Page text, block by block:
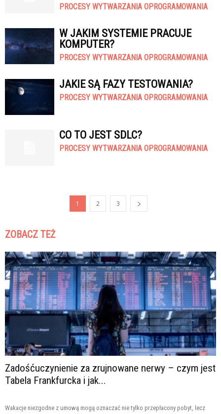
PROCESY WYTWARZANIA OPROGRAMOWANIA
W JAKIM SYSTEMIE PRACUJE
KOMPUTER?
PROCESY WYTWARZANIA OPROGRAMOWANIA
JAKIE SĄ FAZY TESTOWANIA?
PROCESY WYTWARZANIA OPROGRAMOWANIA
CO TO JEST SDLC?
PROCESY WYTWARZANIA OPROGRAMOWANIA
1 2 3
ZOBACZ TEŻ
Zadośćuczynienie za zrujnowane nerwy – czym jest
Tabela Frankfurcka i jak...
Wakacje niezgodne z umową mogą oznaczać nie tylko przepłacony pobyt, lecz